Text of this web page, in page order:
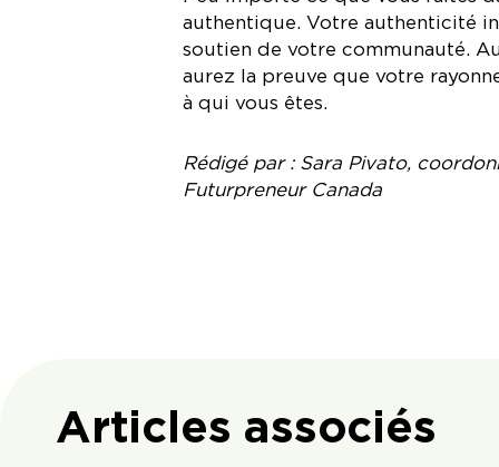
authentique. Votre authenticité
soutien de votre communauté.
aurez la preuve que votre
à qui vous êtes.
Rédigé par: Sara Pivato,
Futurpreneur Canada
Articles associés